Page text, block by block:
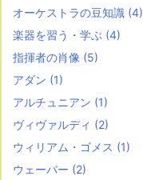
オーケストラの豆知識 (4)
楽器を習う・学ぶ (4)
指揮者の肖像 (5)
アダン (1)
アルチュニアン (1)
ヴィヴァルディ (2)
ウィリアム・ゴメス (1)
ウェーバー (2)